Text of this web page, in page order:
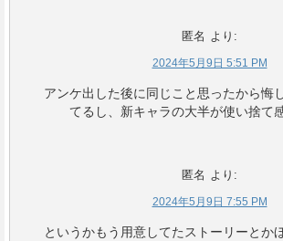
匿名 より:
2024年5月9日 5:51 PM
アンケ出した後に同じこと思ったから悔
てるし、新キャラの大半が使い捨て
匿名 より:
2024年5月9日 7:55 PM
というかもう用意してたストーリーとか